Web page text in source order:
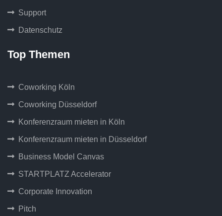
Support
Datenschutz
Top Themen
Coworking Köln
Coworking Düsseldorf
Konferenzraum mieten in Köln
Konferenzraum mieten in Düsseldorf
Business Model Canvas
STARTPLATZ Accelerator
Corporate Innovation
Pitch